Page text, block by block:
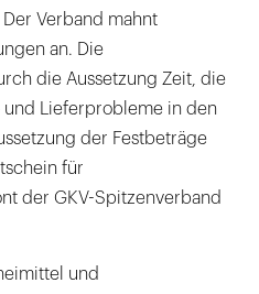
Verband mahnt
an. Die
die Aussetzung Zeit, die
und Lieferprobleme in den
der Festbeträge
für
der GKV-Spitzenverband
und